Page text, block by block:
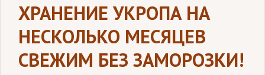
ХРАНЕНИЕ УКРОПА НА
НЕСКОЛЬКО МЕСЯЦЕВ
СВЕЖИМ БЕЗ ЗАМОРОЗКИ!